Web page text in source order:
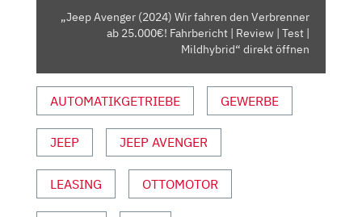
25.000€!
FAHRBERICHT
|
TEST
|
MILDHYBRID“
YOUTUBE
ANZEIGEN
„Jeep Avenger (2024) Wir fahren den Verbrenner
ab 25.000€! Fahrbericht | Review | Test |
Mildhybrid“ direkt öffnen
AUTOMATIKGETRIEBE GEWERBE
JEEP JEEP AVENGER
LEASING OTTOMOTOR